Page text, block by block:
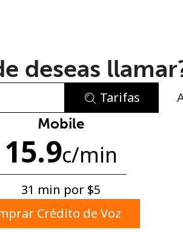
No se ha creado una contraseña
y una minúscula
deseas
Tarifas
Mobile
15.9c/min
31 min por ⁦$5⁩
Crédito de Voz